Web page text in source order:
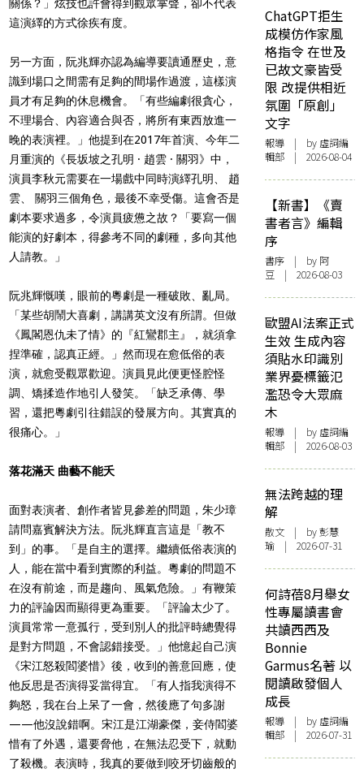
關係？」炫技也許會得到觀眾掌聲，卻不代表
這演繹的方式徐疾有度。
另一方面，阮兆輝亦認為編導要讀通歷史，意
識到場口之間需有足夠的間場作過渡，這樣演
員才有足夠的休息機會。「有些編劇很貪心，
不理場合、內容適合與否，將所有東西放進一
晚的表演裡。」他提到在2017年首演、今年二
月重演的《長坂坡之孔明 · 趙雲 · 關羽》中，
演員李秋元需要在一場戲中同時演繹孔明、 趙
雲、 關羽三個角色，最後不幸受傷。這會否是
劇本要求過多，令演員疲憊之故？「要寫一個
能演的好劇本，得參考不同的劇種，多向其他
人請教。」
阮兆輝慨嘆，眼前的粵劇是一種破敗、亂局。
「某些胡鬧大喜劇，講講英文沒有所謂。但做
《鳳閣恩仇未了情》的『紅鸞郡主』，就須拿
捏準確，認真正經。」然而現在愈低俗的表
演，就愈受觀眾歡迎。演員見此便更怪腔怪
調、矯揉造作地引人發笑。「缺乏承傳、學
習，還把粵劇引往錯誤的發展方向。其實真的
很痛心。」
落花滿天 曲藝不能夭
面對表演者、創作者皆見參差的問題，朱少璋
請問嘉賓解決方法。阮兆輝直言這是「教不
到」的事。「是自主的選擇。繼續低俗表演的
人，能在當中看到實際的利益。粵劇的問題不
在沒有前途，而是趨向、風氣危險。」有鞭策
力的評論因而顯得更為重要。「評論太少了。
演員常常一意孤行，受到別人的批評時總覺得
是對方問題，不會認錯接受。」他憶起自己演
《宋江怒殺閻婆惜》後，收到的善意回應，使
他反思是否演得妥當得宜。「有人指我演得不
夠怒，我在台上呆了一會，然後應了句多謝
——他沒說錯啊。宋江是江湖豪傑，妾侍閻婆
惜有了外遇，還要脅他，在無法忍受下，就動
了殺機。表演時，我真的要做到咬牙切齒般的
ChatGPT拒生
成模仿作家風
格指令 在世及
已故文豪皆受
限 改提供相近
氛圍「原創」
文字
報導 | by 虛詞編
輯部 | 2026-08-04
【新書】《賣
書者言》編輯
序
書序 | by 阿
豆 | 2026-08-03
歐盟AI法案正式
生效 生成內容
須貼水印識別
業界憂標籤氾
濫恐令大眾麻
木
報導 | by 虛詞編
輯部 | 2026-08-03
無法跨越的理
解
散文 | by 彭慧
瑜 | 2026-07-31
何詩蓓8月舉女
性專屬讀書會
共讀西西及
Bonnie
Garmus名著 以
閱讀啟發個人
成長
報導 | by 虛詞編
輯部 | 2026-07-31